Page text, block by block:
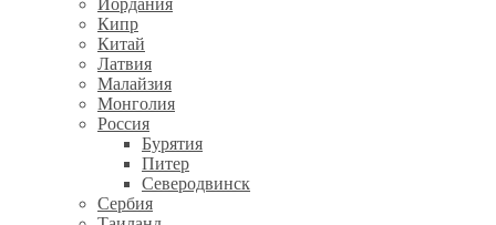
Кипр
Китай
Латвия
Малайзия
Монголия
Россия
Бурятия
Питер
Северодвинск
Сербия